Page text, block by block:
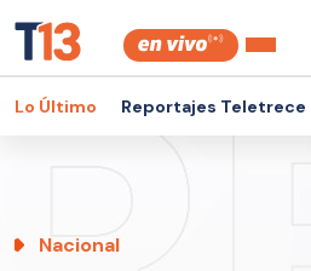
Lo Último Reportajes Teletrece
Nacional